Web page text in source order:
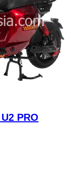
PRO